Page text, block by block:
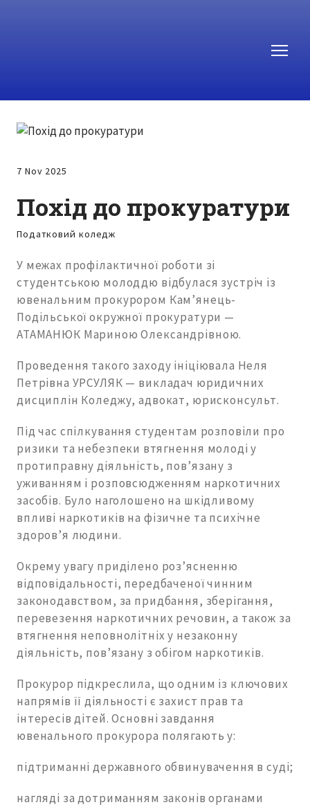
7 Nov 2025
Похід до прокуратури
Податковий коледж
У межах профілактичної роботи зі
студентською молоддю відбулася зустріч із
ювенальним прокурором Кам’янець-
Подільської окружної прокуратури —
АТАМАНЮК Мариною Олександрівною.
Проведення такого заходу ініціювала Неля
Петрівна УРСУЛЯК — викладач юридичних
дисциплін Коледжу, адвокат, юрисконсульт.
Під час спілкування студентам розповіли про
ризики та небезпеки втягнення молоді у
протиправну діяльність, пов’язану з
уживанням і розповсюдженням наркотичних
засобів. Було наголошено на шкідливому
впливі наркотиків на фізичне та психічне
здоров’я людини.
Окрему увагу приділено роз’ясненню
відповідальності, передбаченої чинним
законодавством, за придбання, зберігання,
перевезення наркотичних речовин, а також за
втягнення неповнолітніх у незаконну
діяльність, пов’язану з обігом наркотиків.
Прокурор підкреслила, що одним із ключових
напрямів її діяльності є захист прав та
інтересів дітей. Основні завдання
ювенального прокурора полягають у:
підтриманні державного обвинувачення в суді;
нагляді за дотриманням законів органами